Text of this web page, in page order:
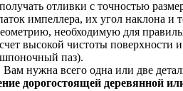
отливки с точностью
импеллера, их угол наклона и
необходимую для
высокой чистоты поверхности
шпоночный паз).
Вам нужна всего одна или две
дорогостоящей деревянной